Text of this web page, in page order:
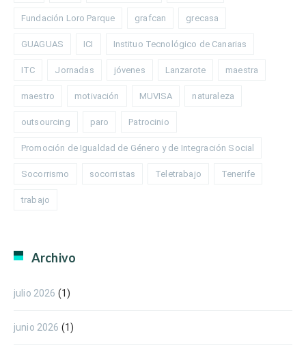
Fundación Loro Parque grafcan grecasa
GUAGUAS ICI Instituo Tecnológico de Canarias
ITC Jornadas jóvenes Lanzarote maestra
maestro motivación MUVISA naturaleza
outsourcing paro Patrocinio
Promoción de Igualdad de Género y de Integración Social
Socorrismo socorristas Teletrabajo Tenerife
trabajo
Archivo
julio 2026 (1)
junio 2026 (1)